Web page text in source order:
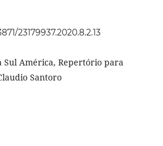
23179937.2020.8.2.13
Sul América, Repertório para
Santoro